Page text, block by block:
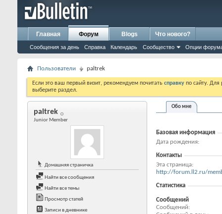
Главная Форум
Сообщения за день Справка Календарь Сообщество Опции
Blogs Что нового?
Пользователи paltrek
Если это ваш первый визит, рекомендуем почитать справку по сайту.
выберите раздел.
paltrek
Junior Member
Домашняя страничка
Найти все сообщения
Найти все темы
Просмотр статей
Записи в дневнике
Обо мне
Базовая информация
Дата рождения
Контакты
Эта страница
http://forum.ll2.ru/
Статистика
Сообщений
Сообщений